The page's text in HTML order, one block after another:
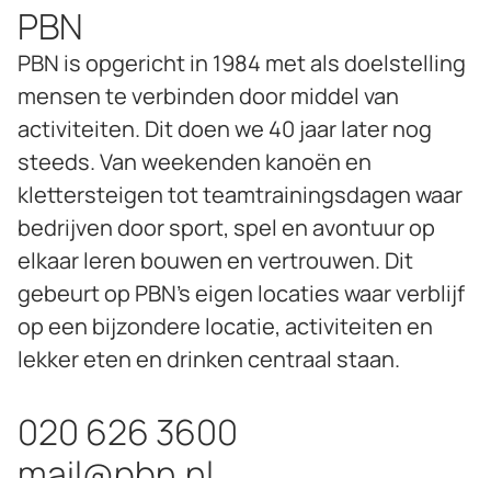
PBN
PBN is opgericht in 1984 met als doelstelling
mensen te verbinden door middel van
activiteiten. Dit doen we 40 jaar later nog
steeds. Van weekenden kanoën en
klettersteigen tot teamtrainingsdagen waar
bedrijven door sport, spel en avontuur op
elkaar leren bouwen en vertrouwen. Dit
gebeurt op PBN’s eigen locaties waar verblijf
op een bijzondere locatie, activiteiten en
lekker eten en drinken centraal staan.
020 626 3600